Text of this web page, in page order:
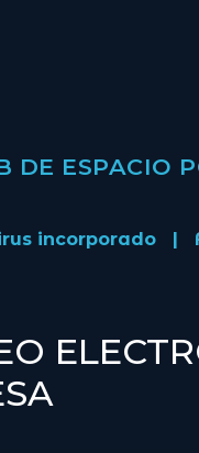
DE ESPACIO
incorporado |